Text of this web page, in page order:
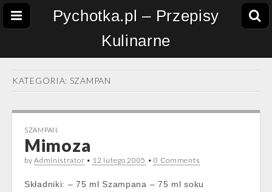
Pychotka.pl – Przepisy
Kulinarne
KATEGORIA: SZAMPAN
SZAMPAN
Mimoza
byAdministrator • 12 lutego 2005 •0 Comments
Składniki: – 75 ml Szampana – 75 ml soku